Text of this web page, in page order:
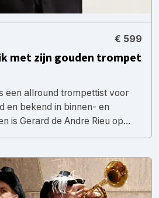
€ 599
met zijn gouden trompet
een allround trompettist voor
en bekend in binnen- en
is Gerard de Andre Rieu op...